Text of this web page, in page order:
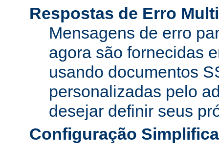
Respostas de Erro
Mensagens de erro
agora são fornecidas
usando documentos
personalizadas pelo
desejar definir seus
Configuração